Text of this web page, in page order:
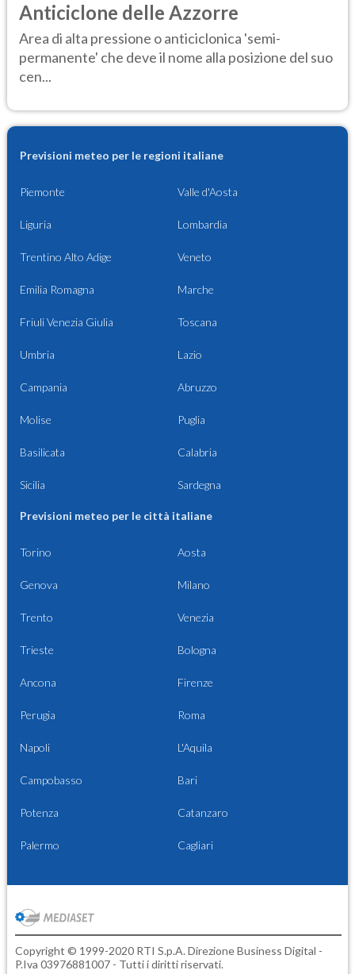
Anticiclone delle Azzorre
Area di alta pressione o anticiclonica 'semi-
permanente' che deve il nome alla posizione del suo
cen...
Previsioni meteo per le regioni italiane
Piemonte Valle d'Aosta
Liguria Lombardia
Trentino Alto Adige Veneto
Emilia Romagna Marche
Friuli Venezia Giulia Toscana
Umbria Lazio
Campania Abruzzo
Molise Puglia
Basilicata Calabria
Sicilia Sardegna
Previsioni meteo per le città italiane
Torino Aosta
Genova Milano
Trento Venezia
Trieste Bologna
Ancona Firenze
Perugia Roma
Napoli L'Aquila
Campobasso Bari
Potenza Catanzaro
Palermo Cagliari
Copyright © 1999-2020 RTI S.p.A. Direzione Business Digital -
P.Iva 03976881007 - Tutti i diritti riservati.